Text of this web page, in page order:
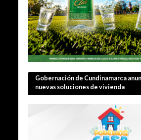
Gobernación de Cundinamarca
nuevas soluciones de vivienda